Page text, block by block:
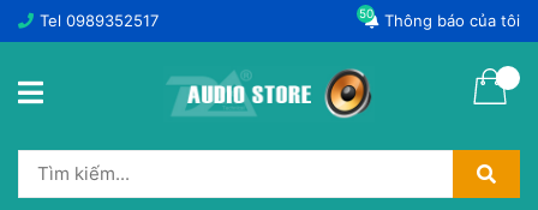
Tel 0989352517 Thông báo của tôi
50